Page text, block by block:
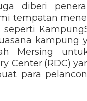
diberi
tempatan
kampung
Mersing
Center (RDC)
para